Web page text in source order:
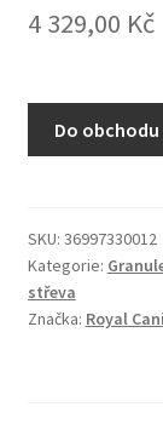
N&D
Pamlsky pro
Royal Canin
4 329,00 Kč
Do obchodu
SKU: 36997330012
Kategorie:
střeva
Značka: Royal